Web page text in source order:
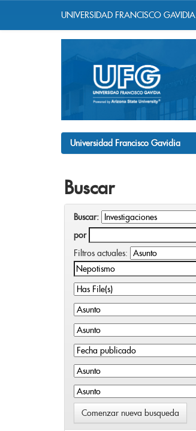
UNIVERSIDAD FRANCISCO GAVIDIA
Universidad Francisco Gavidia
Buscar
Buscar:
por
Filtros actuales:
Comenzar nueva busqueda